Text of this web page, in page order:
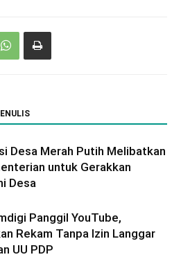
Desa Merah Putih Melibatkan
untuk Gerakkan
Desa
Panggil YouTube,
Rekam Tanpa Izin Langgar
UU PDP